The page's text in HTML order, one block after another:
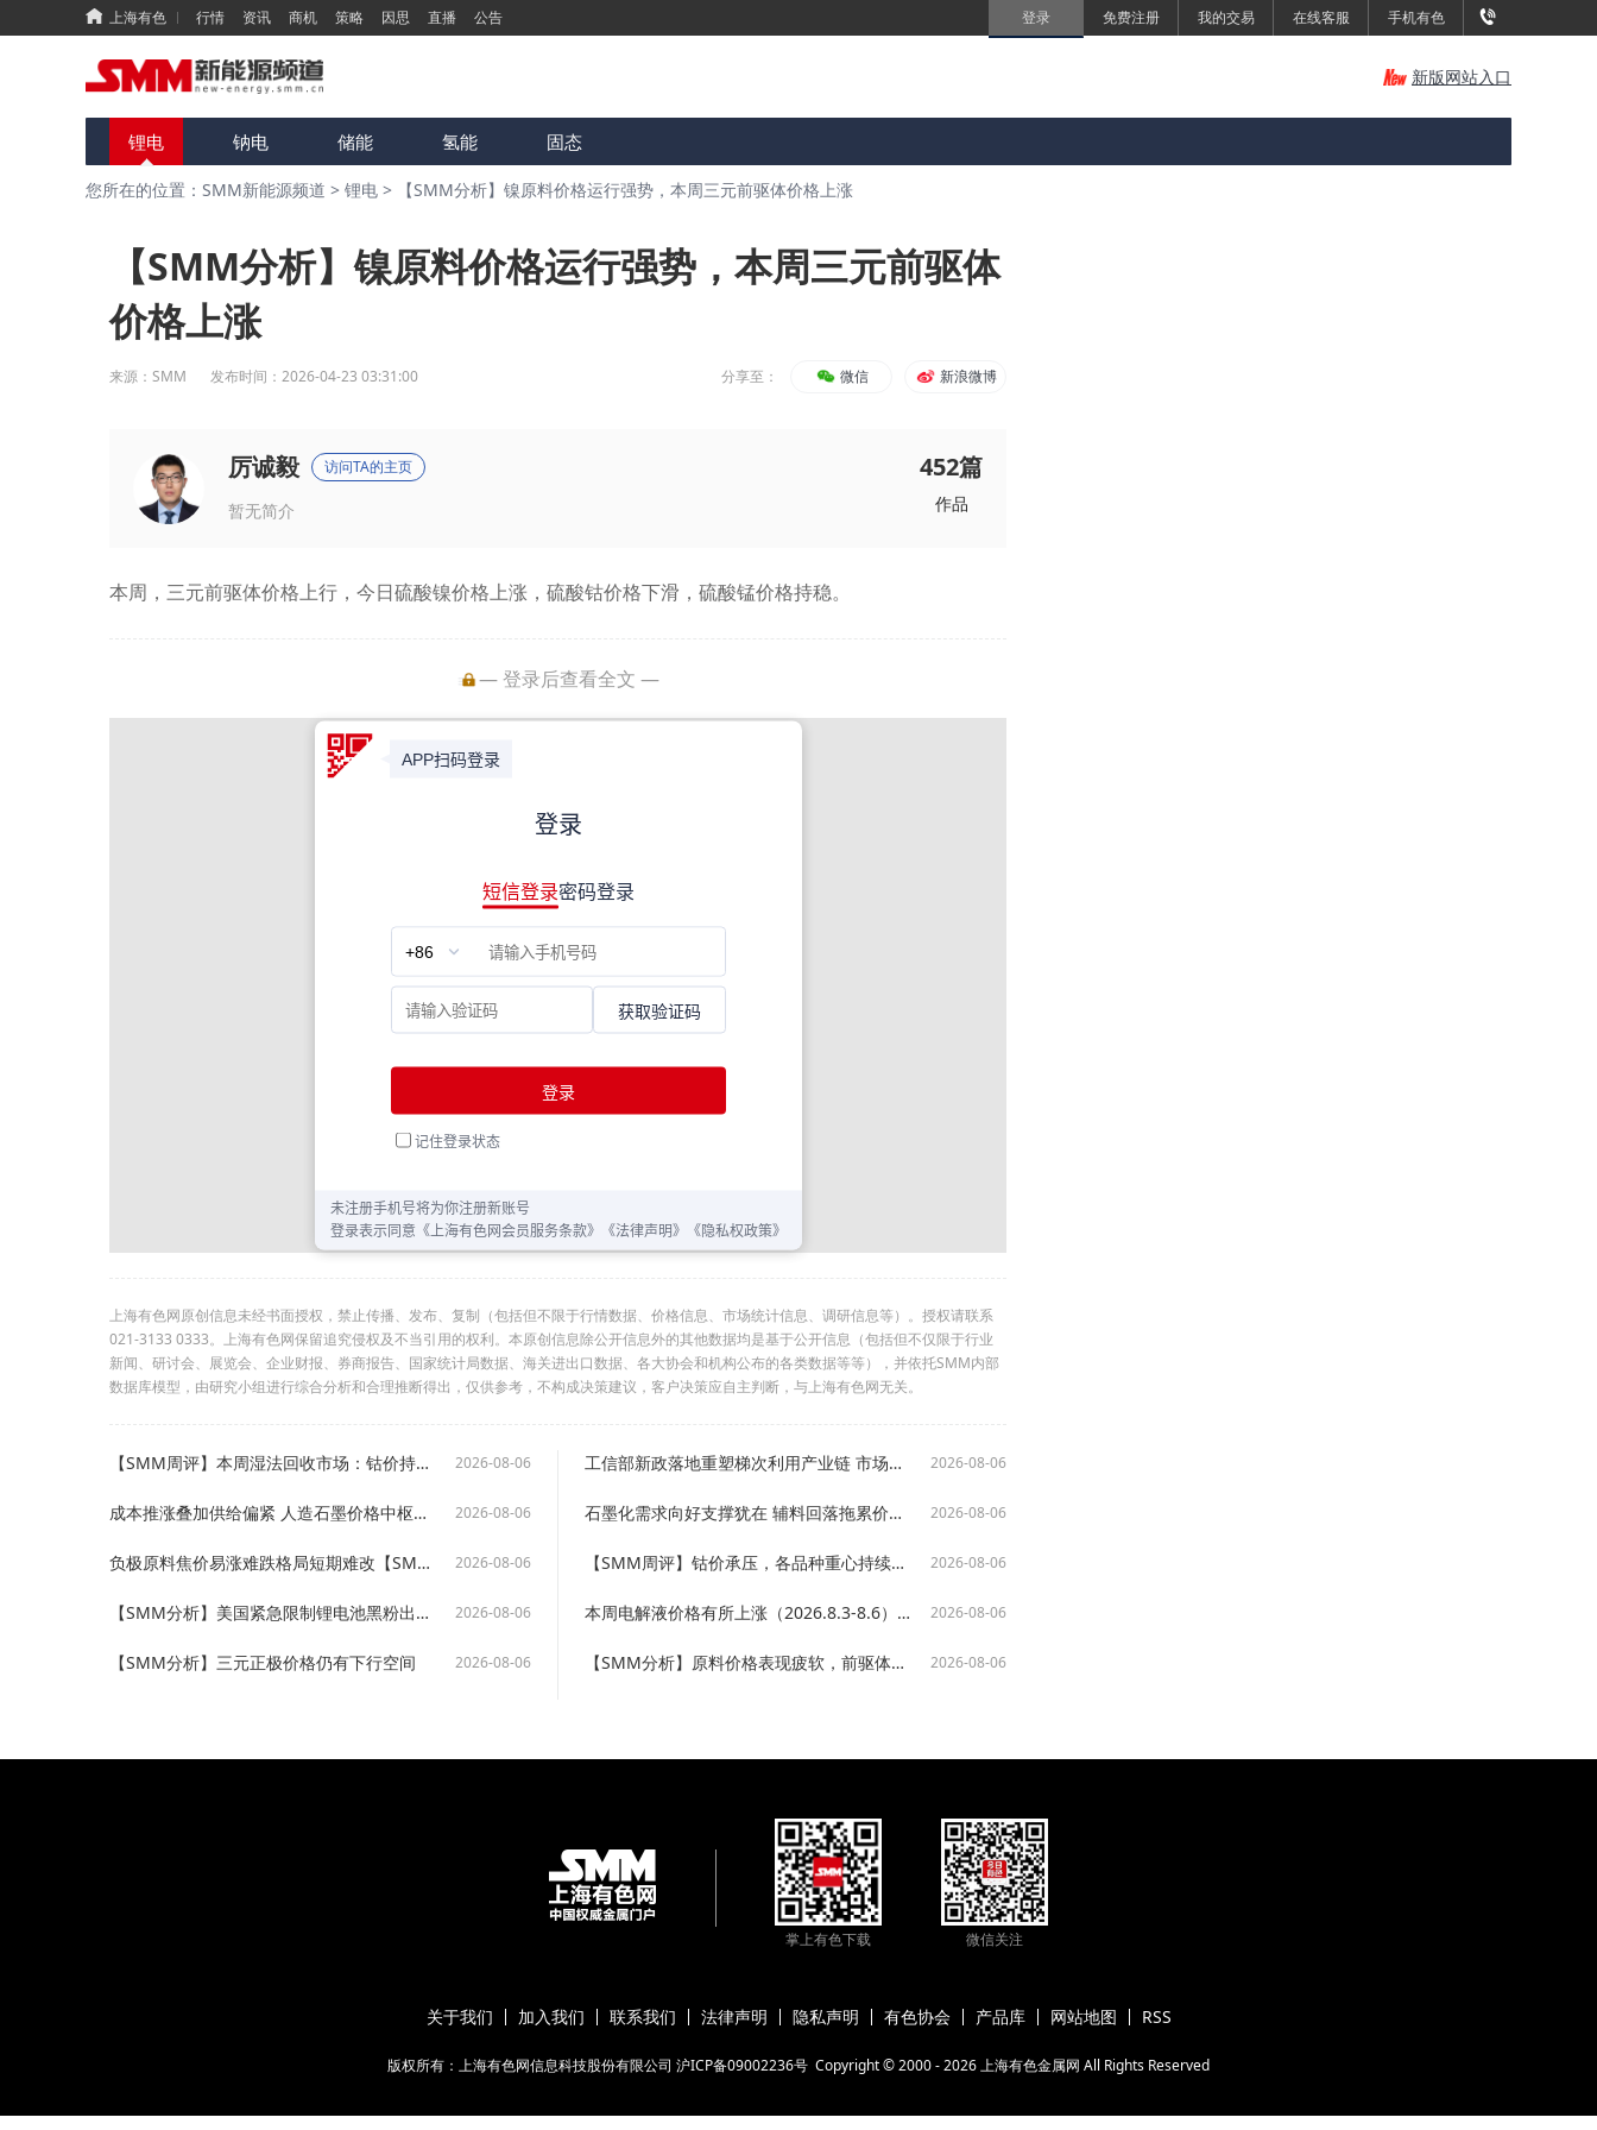
上海有色 行情 资讯 商机 策略 因思 直播 公告 登录 免费注册 我的交易 在线客服 手机有色
新版网站入口
锂电 钠电 储能 氢能 固态
您所在的位置：SMM新能源频道 > 锂电 > 【SMM分析】镍原料价格运行强势，本周三元前驱体价格上涨
【SMM分析】镍原料价格运行强势，本周三元前驱体
价格上涨
来源： SMM 发布时间： 2026-04-23 03:31:00 分享至： 微信 新浪微博
厉诚毅 访问TA的主页
暂无简介
452篇
作品
本周，三元前驱体价格上行，今日硫酸镍价格上涨，硫酸钴价格下滑，硫酸锰价格持稳。
— 登录后查看全文 —
上海有色网原创信息未经书面授权，禁止传播、发布、复制（包括但不限于行情数据、价格信息、市场统计信息、调研信息等）。授权请联系
021-3133 0333。上海有色网保留追究侵权及不当引用的权利。本原创信息除公开信息外的其他数据均是基于公开信息（包括但不仅限于行业
新闻、研讨会、展览会、企业财报、券商报告、国家统计局数据、海关进出口数据、各大协会和机构公布的各类数据等等），并依托SMM内部
数据库模型，由研究小组进行综合分析和合理推断得出，仅供参考，不构成决策建议，客户决策应自主判断，与上海有色网无关。
【SMM周评】本周湿法回收市场：钴价持续下跌 湿法回收成交清淡（2026.8.3-2026.8.6） 2026-08-06 工信部新政落地重塑梯次利用产业链 市场行情稳中偏弱【SMM周评】 2026-08-06
成本推涨叠加供给偏紧 人造石墨价格中枢上移【SMM锂电负极原料市场周评】 2026-08-06 石墨化需求向好支撑犹在 辅料回落拖累价格涨势【SMM锂电负极原料市场周评】 2026-08-06
负极原料焦价易涨难跌格局短期难改【SMM锂电负极原料市场周评】 2026-08-06 【SMM周评】钴价承压，各品种重心持续下探 2026-08-06
【SMM分析】美国紧急限制锂电池黑粉出口 以法规锁住关键回收原料 2026-08-06 本周电解液价格有所上涨（2026.8.3-8.6） 【SMM锂电解液市场周评】 2026-08-06
【SMM分析】三元正极价格仍有下行空间 2026-08-06 【SMM分析】原料价格表现疲软，前驱体价格下滑 2026-08-06
掌上有色下载 微信关注
关于我们 加入我们 联系我们 法律声明 隐私声明 有色协会 产品库 网站地图 RSS
版权所有：上海有色网信息科技股份有限公司 沪ICP备09002236号 Copyright © 2000 -2026上海有色金属网 All Rights Reserved